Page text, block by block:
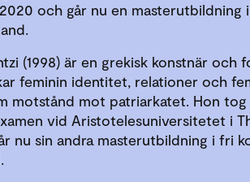
och går nu en masterutbildning
(1998) är en grekisk konstnär och
feminin identitet, relationer och
motstånd mot patriarkatet. Hon tog
vid Aristotelesuniversitetet i
nu sin andra masterutbildning i fri